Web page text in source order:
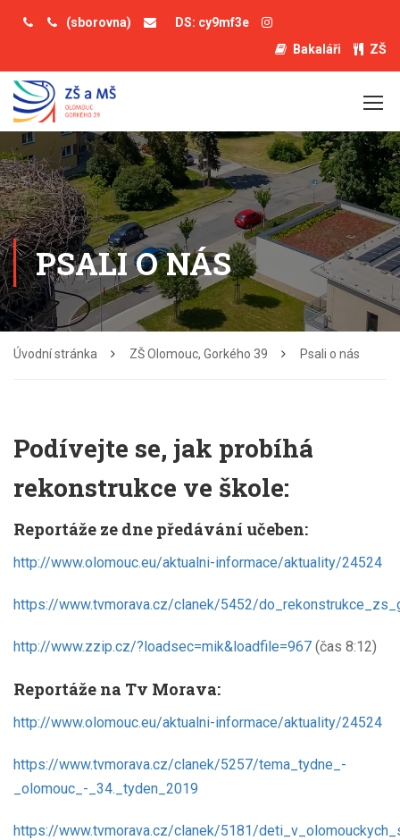
(sborovna)
DS: cy9mf3e
Bakaláři
ZŠ
PSALI O NÁS
Úvodní stránka ZŠ Olomouc, Gorkého 39 Psali o nás
Podívejte se, jak probíhá
rekonstrukce ve škole:
Reportáže ze dne předávání učeben:
http://www.olomouc.eu/aktualni-informace/aktuality/24524
https://www.tvmorava.cz/clanek/5452/
http://www.zzip.cz/?loadsec=mik&loadfile=967 (čas 8:12)
Reportáže na Tv Morava:
http://www.olomouc.eu/aktualni-informace/aktuality/24524
https://www.tvmorava.cz/clanek/5257/tema_tydne_-
_olomouc_-_34._tyden_2019
https://www.tvmorava.cz/clanek/5181/